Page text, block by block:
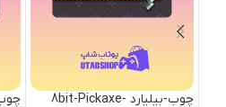
چوب-بیلیارد 8bit-Pickaxe-